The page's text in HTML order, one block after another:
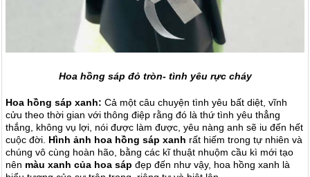
Hoa hồng sáp đỏ tròn- tình yêu rực cháy
Hoa hồng sáp xanh: Cả một câu chuyện tình yêu bất diệt, vĩnh
cửu theo thời gian với thông điệp rằng đó là thứ tình yêu thẳng
thắng, không vụ lợi, nói được làm được, yêu nàng anh sẽ iu đến hết
cuộc đời. Hình ảnh hoa hồng sáp xanh rất hiếm trong tự nhiên và
chúng vô cùng hoàn hão, bằng các kĩ thuật nhuộm cầu kì mới tạo
nên màu xanh của hoa sáp đẹp đến như vậy, hoa hồng xanh là